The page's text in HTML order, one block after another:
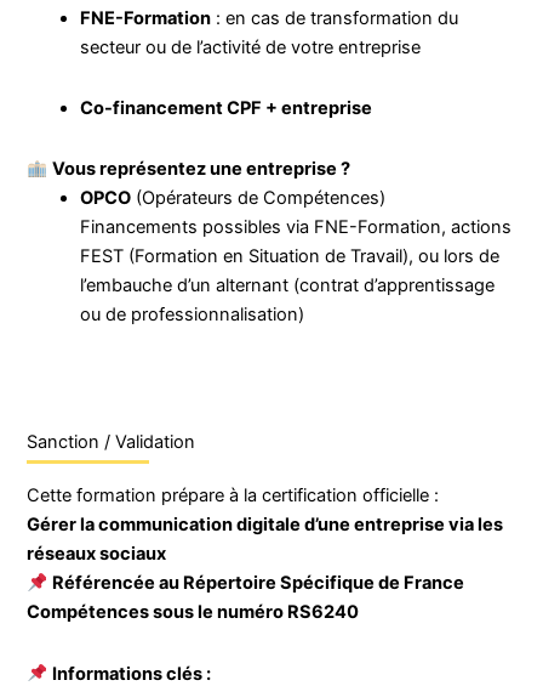
FNE-Formation : en cas de transformation du
secteur ou de l’activité de votre entreprise
Co-financement CPF + entreprise
Vous représentez une entreprise ?
OPCO (Opérateurs de Compétences)
Financements possibles via FNE-Formation, actions
FEST (Formation en Situation de Travail), ou lors de
l’embauche d’un alternant (contrat d’apprentissage
ou de professionnalisation)
Sanction / Validation
Cette formation prépare à la certification officielle :
Gérer la communication digitale d’une entreprise via les
réseaux sociaux
Référencée au Répertoire Spécifique de France
Compétences sous le numéro RS6240
Informations clés :